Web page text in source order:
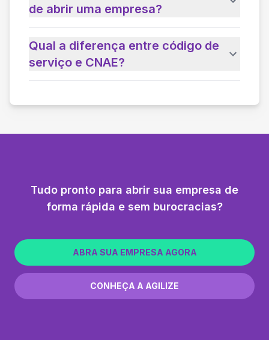
de abrir uma empresa?
Qual a diferença entre código de
serviço e CNAE?
Tudo pronto para abrir sua empresa de
forma rápida e sem burocracias?
ABRA SUA EMPRESA AGORA
CONHEÇA A AGILIZE